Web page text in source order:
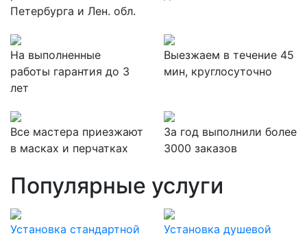
Петербурга и Лен. обл.
На выполненные
работы гарантия до 3
лет
Выезжаем в течение 45
мин, круглосуточно
Все мастера приезжают
в масках и перчатках
За год выполнили более
3000 заказов
Популярные услуги
Установка стандартной
Установка душевой